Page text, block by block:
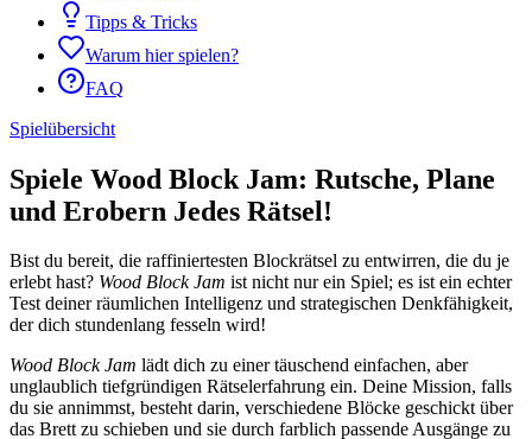
Tipps & Tricks
Warum hier spielen?
FAQ
Spielübersicht
Spiele Wood Block Jam: Rutsche, Plane
und Erobern Jedes Rätsel!
Bist du bereit, die raffiniertesten Blockrätsel zu entwirren, die du je
erlebt hast? Wood Block Jam ist nicht nur ein Spiel; es ist ein echter
Test deiner räumlichen Intelligenz und strategischen Denkfähigkeit,
der dich stundenlang fesseln wird!
Wood Block Jam lädt dich zu einer täuschend einfachen, aber
unglaublich tiefgründigen Rätselerfahrung ein. Deine Mission, falls
du sie annimmst, besteht darin, verschiedene Blöcke geschickt über
das Brett zu schieben und sie durch farblich passende Ausgänge zu